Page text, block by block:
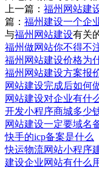
上一篇： 福州网站建
篇： 福州建设一个企
与福州网站建设有关
福州做网站你不得不
福州网站建设价格为
福州网站建设方案报
网站建设完成后如何
网站建设对企业有什
开发小程序商城多少
网站建设一定要域名
快手的icp备案是什么
快运物流网站小程序
建设企业网站有什么